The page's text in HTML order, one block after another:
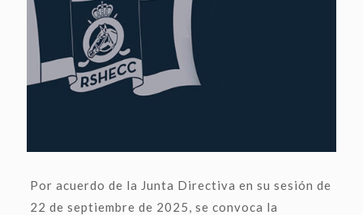
Por acuerdo de la Junta Directiva en su sesión de
22 de septiembre de 2025, se convoca la